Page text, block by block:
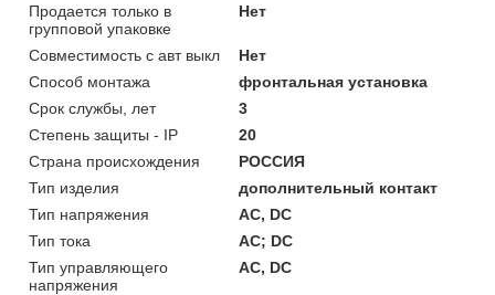
Продается только в
групповой упаковке
Нет
Совместимость с авт выкл
Нет
Способ монтажа
фронтальная установка
Срок службы, лет
3
Степень защиты - IP
20
Страна происхождения
РОССИЯ
Тип изделия
дополнительный контакт
Тип напряжения
AC, DC
Тип тока
AC; DC
Тип управляющего
напряжения
AC, DC